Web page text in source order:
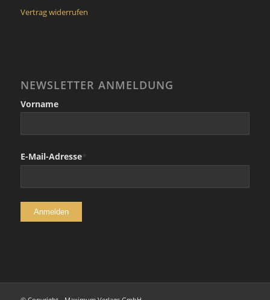
Vertrag widerrufen
NEWSLETTER ANMELDUNG
Vorname
E-Mail-Adresse*